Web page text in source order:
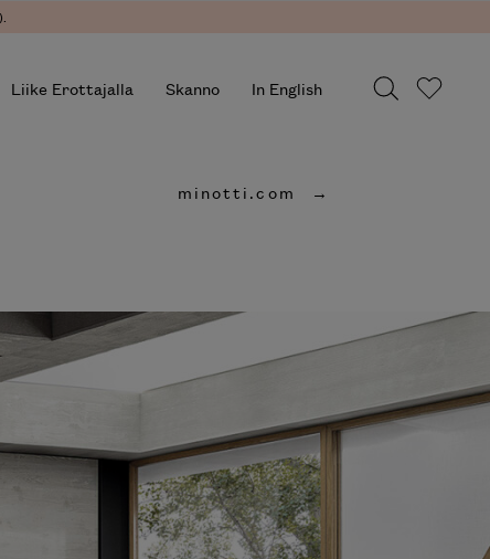
Liike Erottajalla Skanno In English
minotti.com